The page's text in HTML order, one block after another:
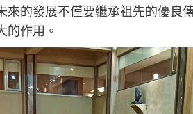
的發展不僅要繼承祖先的優良
的作用。